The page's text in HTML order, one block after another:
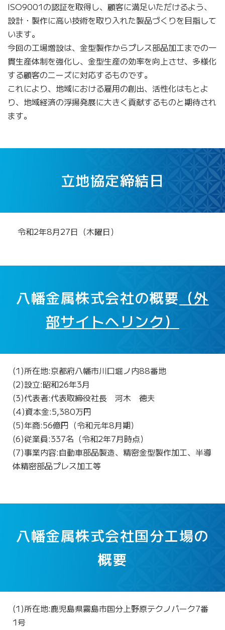
ISO9001の認証を取得し、顧客に満足いただけるよう、
設計・製作に高い技術を取り入れた製品づくりを目指して
います。
今回の工場増設は、金型製作からプレス部品加工までの一
貫生産体制を強化し、金型生産の効率を向上させ、多様化
する顧客のニーズに対応するものです。
これにより、地域における雇用の創出、活性化はもとよ
り、地域経済の浮揚発展に大きく貢献するものと期待され
ます。
立地協定締結日
令和2年8月27日（木曜日）
八幡金属株式会社の概要 （外
部サイトへリンク）
(1)所在地:京都府八幡市川口堀ノ内88番地
(2)設立:昭和26年3月
(3)代表者:代表取締役社長 河木 徳夫
(4)資本金:5,380万円
(5)年商:56億円（令和元年8月期）
(6)従業員:337名（令和2年7月時点）
(7)事業内容:自動車部品製造、精密金型製作加工、半導
体精密部品プレス加工等
八幡金属株式会社国分工場の
概要
(1)所在地:鹿児島県霧島市国分上野原テクノパーク7番
1号